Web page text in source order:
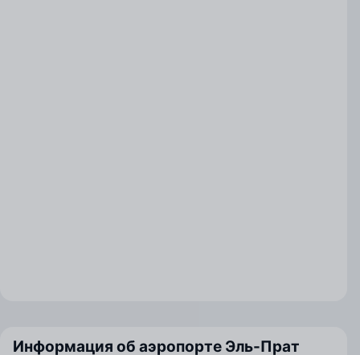
Информация об аэропорте Эль-Прат